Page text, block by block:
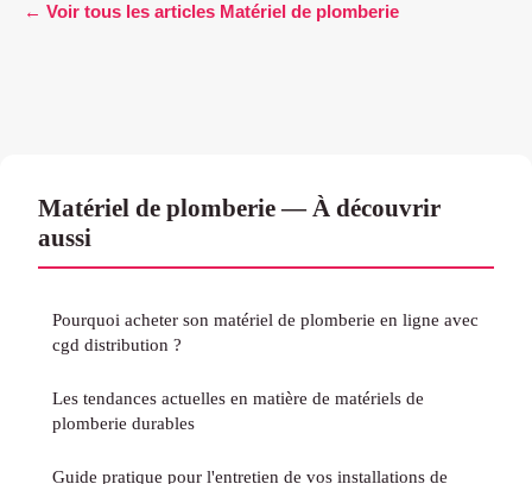
← Voir tous les articles Matériel de plomberie
Matériel de plomberie — À découvrir
aussi
Pourquoi acheter son matériel de plomberie en ligne avec
cgd distribution ?
Les tendances actuelles en matière de matériels de
plomberie durables
Guide pratique pour l'entretien de vos installations de